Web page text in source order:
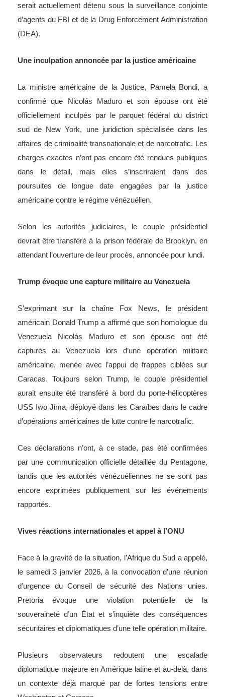
serait actuellement détenu sous la surveillance conjointe
d’agents du FBI et de la Drug Enforcement Administration
(DEA).
Une inculpation annoncée par la justice américaine
La ministre américaine de la Justice, Pamela Bondi, a
confirmé que Nicolás Maduro et son épouse ont été
officiellement inculpés par le parquet fédéral du district
sud de New York, une juridiction spécialisée dans les
affaires de criminalité transnationale et de narcotrafic. Les
charges exactes n’ont pas encore été rendues publiques
dans le détail, mais elles s’inscriraient dans des
poursuites de longue date engagées par la justice
américaine contre le régime vénézuélien.
Selon les autorités judiciaires, le couple présidentiel
devrait être transféré à la prison fédérale de Brooklyn, en
attendant l’ouverture de leur procès, annoncée pour lundi.
Trump évoque une capture militaire au Venezuela
S’exprimant sur la chaîne Fox News, le président
américain Donald Trump a affirmé que son homologue du
Venezuela Nicolás Maduro et son épouse ont été
capturés au Venezuela lors d’une opération militaire
américaine, menée avec l’appui de frappes ciblées sur
Caracas. Toujours selon Trump, le couple présidentiel
aurait ensuite été transféré à bord du porte-hélicoptères
USS Iwo Jima, déployé dans les Caraïbes dans le cadre
d’opérations américaines de lutte contre le narcotrafic.
Ces déclarations n’ont, à ce stade, pas été confirmées
par une communication officielle détaillée du Pentagone,
tandis que les autorités vénézuéliennes ne se sont pas
encore exprimées publiquement sur les événements
rapportés.
Vives réactions internationales et appel à l’ONU
Face à la gravité de la situation, l’Afrique du Sud a appelé,
le samedi 3 janvier 2026, à la convocation d’une réunion
d’urgence du Conseil de sécurité des Nations unies.
Pretoria évoque une violation potentielle de la
souveraineté d’un État et s’inquiète des conséquences
sécuritaires et diplomatiques d’une telle opération militaire.
Plusieurs observateurs redoutent une escalade
diplomatique majeure en Amérique latine et au-delà, dans
un contexte déjà marqué par de fortes tensions entre